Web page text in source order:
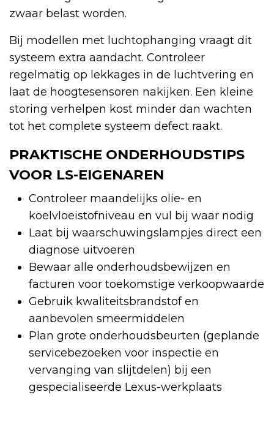
zwaar belast worden.
Bij modellen met luchtophanging vraagt dit
systeem extra aandacht. Controleer
regelmatig op lekkages in de luchtvering en
laat de hoogtesensoren nakijken. Een kleine
storing verhelpen kost minder dan wachten
tot het complete systeem defect raakt.
PRAKTISCHE ONDERHOUDSTIPS
VOOR LS-EIGENAREN
Controleer maandelijks olie- en
koelvloeistofniveau en vul bij waar nodig
Laat bij waarschuwingslampjes direct een
diagnose uitvoeren
Bewaar alle onderhoudsbewijzen en
facturen voor toekomstige verkoopwaarde
Gebruik kwaliteitsbrandstof en
aanbevolen smeermiddelen
Plan grote onderhoudsbeurten (geplande
servicebezoeken voor inspectie en
vervanging van slijtdelen) bij een
gespecialiseerde Lexus-werkplaats